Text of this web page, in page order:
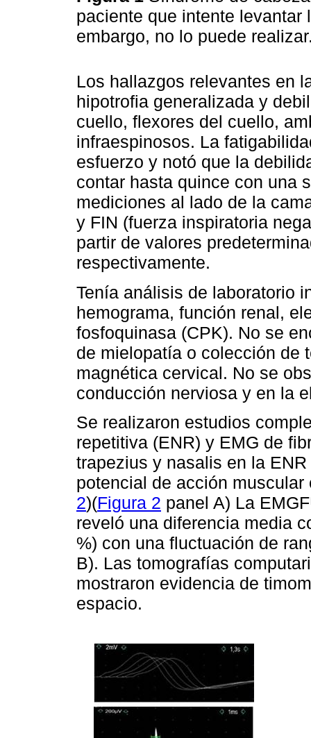
paciente que intente
embargo, no lo puede
Los hallazgos relevantes en
hipotrofia generalizada y
cuello, flexores del cuello,
infraespinosos. La
esfuerzo y notó que la
contar hasta quince con una
mediciones al lado de la
y FIN (fuerza inspiratoria
partir de valores
respectivamente.
Tenía análisis de laboratorio
hemograma, función renal,
fosfoquinasa (CPK). No se
de mielopatía o colección de
magnética cervical. No se
conducción nerviosa y en la
Se realizaron estudios
repetitiva (ENR) y EMG de
trapezius y nasalis en la
potencial de acción
2)(Figura 2 panel A) La
reveló una diferencia media
%) con una fluctuación de
B). Las tomografías
mostraron evidencia de
espacio.